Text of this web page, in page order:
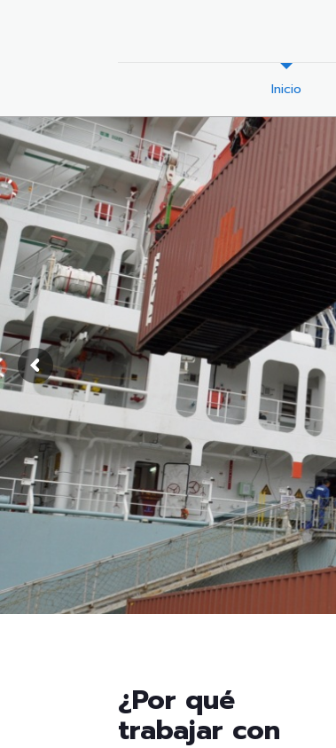
Inicio
¿Por qué
trabajar con